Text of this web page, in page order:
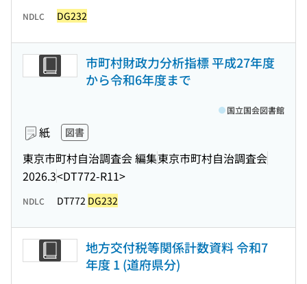
NDLC DG232
市町村財政力分析指標 平成27年度
から令和6年度まで
紙 図書
東京市町村自治調査会 編集東京市町村自治調査会
2026.3<DT772-R11>
国立国会図書館
NDLC DT772 DG232
地方交付税等関係計数資料 令和7
年度 1 (道府県分)